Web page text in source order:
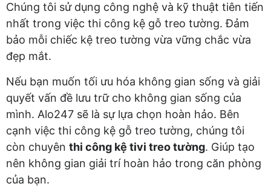
Chúng tôi sử dụng công nghệ và kỹ thuật tiên tiến
nhất trong việc thi công kệ gỗ treo tường. Đảm
bảo mỗi chiếc kệ treo tường vừa vững chắc vừa
đẹp mắt.
Nếu bạn muốn tối ưu hóa không gian sống và giải
quyết vấn đề lưu trữ cho không gian sống của
mình. Alo247 sẽ là sự lựa chọn hoàn hảo. Bên
cạnh việc thi công kệ gỗ treo tường, chúng tôi
còn chuyên thi công kệ tivi treo tường. Giúp tạo
nên không gian giải trí hoàn hảo trong căn phòng
của bạn.